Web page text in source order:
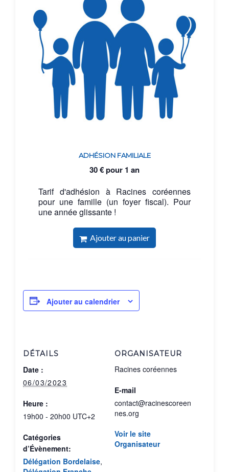
ADHÉSION FAMILIALE
30€pour 1 an
Tarif d'adhésion à Racines coréennes
pour une famille (un foyer fiscal). Pour
une année glissante !
Ajouter au panier
Ajouter au calendrier
DÉTAILS
Date :
06/03/2023
Heure :
19h00 - 20h00 UTC+2
Catégories
d’Évènement:
Délégation Bordelaise,
ORGANISATEUR
Racines coréennes
E-mail
contact@racinescoreen
nes.org
Voir le site
Organisateur